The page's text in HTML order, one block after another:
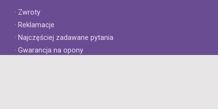
· Zwroty
· Reklamacje
· Najczęściej zadawane pytania
· Gwarancja na opony